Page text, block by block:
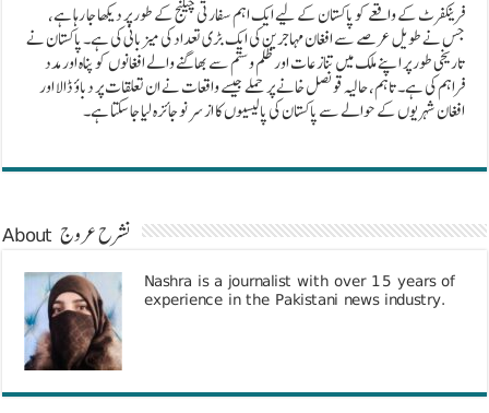
فرینکفرٹ کے واقعے کو پاکستان کے لیے ایک اہم سفارتی چیلنج کے طور پر دیکھا جا رہا ہے،
جس نے طویل عرصے سے افغان مہاجرین کی ایک بڑی تعداد کی میزبانی کی ہے۔ پاکستان نے
تاریخی طور پر اپنے ملک میں تنازعات اور ظلم و ستم سے بھاگنے والے افغانوں کو پناہ اور مدد
فراہم کی ہے۔ تاہم، حالیہ قونصل خانے پر حملے جیسے واقعات نے ان تعلقات پر دباؤ ڈالا اور
افغان شہریوں کے حوالے سے پاکستان کی پالیسیوں کا از سر نو جائزہ لیا جا سکتا ہے۔
About نشرح عروج
Nashra is a journalist with over 15 years of
experience in the Pakistani news industry.